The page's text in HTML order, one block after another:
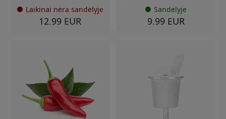
Laikinai nėra sandėlyje
12.99 EUR
Sandėlyje
9.99 EUR